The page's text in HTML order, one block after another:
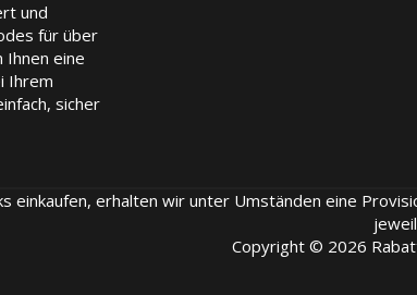
und
für über
Ihnen eine
Ihrem
sicher
einkaufen, erhalten wir unter Umständen eine
Copyright © 2026